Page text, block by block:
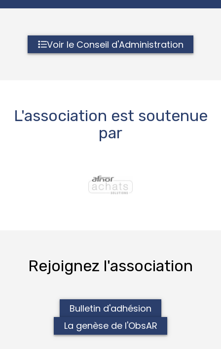
Voir le Conseil d'Administration
L'association est soutenue
par
Rejoignez l'association
Bulletin d'adhésion
La genèse de l'ObsAR